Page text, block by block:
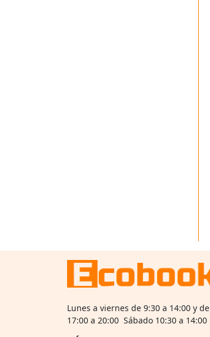
Lunes a viernes de 9:30 a 14:00 y de
17:00 a 20:00 Sábado 10:30 a 14:00